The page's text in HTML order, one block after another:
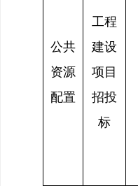
公共
资源
配置
工程
建设
项目
招投
标